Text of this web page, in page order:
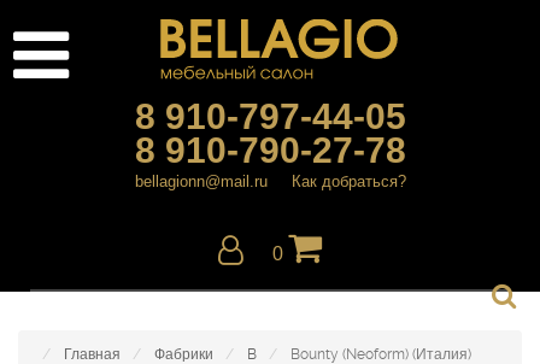
8 910-797-44-05
8 910-790-27-78
bellagionn@mail.ru Как добраться?
0
Главная Фабрики B Bounty (Neoform) (Италия)